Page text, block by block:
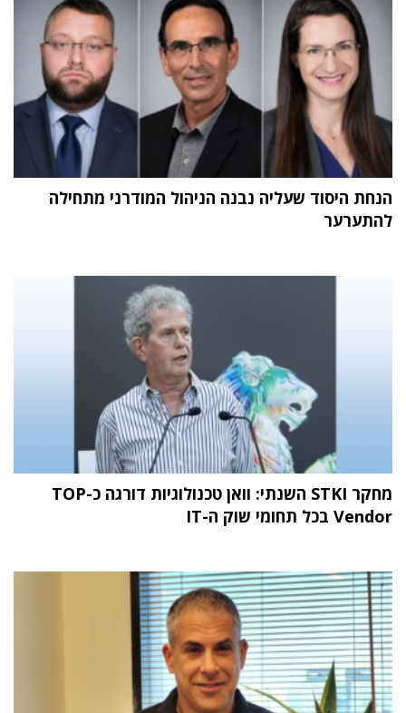
הנחת היסוד שעליה נבנה הניהול המודרני מתחילה
להתערער
מחקר STKI השנתי: וואן טכנולוגיות דורגה כ-TOP
Vendor בכל תחומי שוק ה-IT